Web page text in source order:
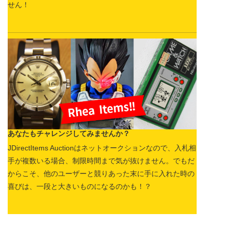
せん！
あなたもチャレンジしてみませんか？
JDirectItems Auctionはネットオークションなので、入札相
手が複数いる場合、制限時間まで気が抜けません。でもだ
からこそ、他のユーザーと競りあった末に手に入れた時の
喜びは、一段と大きいものになるのかも！？